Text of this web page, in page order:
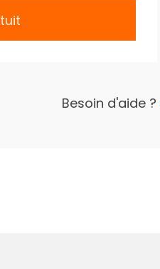
Besoin d'aide ?